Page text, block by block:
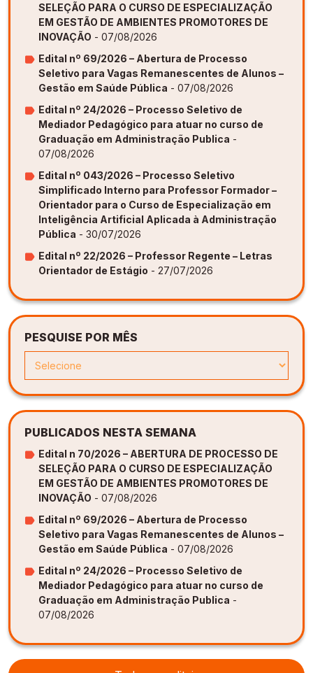
SELEÇÃO PARA O CURSO DE ESPECIALIZAÇÃO
EM GESTÃO DE AMBIENTES PROMOTORES DE
INOVAÇÃO - 07/08/2026
Edital nº 69/2026 – Abertura de Processo
Seletivo para Vagas Remanescentes de Alunos –
Gestão em Saúde Pública - 07/08/2026
Edital nº 24/2026 – Processo Seletivo de
Mediador Pedagógico para atuar no curso de
Graduação em Administração Publica -
07/08/2026
Edital nº 043/2026 – Processo Seletivo
Simplificado Interno para Professor Formador –
Orientador para o Curso de Especialização em
Inteligência Artificial Aplicada à Administração
Pública - 30/07/2026
Edital nº 22/2026 – Professor Regente – Letras
Orientador de Estágio - 27/07/2026
PESQUISE POR MÊS
PUBLICADOS NESTA SEMANA
Edital n 70/2026 – ABERTURA DE PROCESSO DE
SELEÇÃO PARA O CURSO DE ESPECIALIZAÇÃO
EM GESTÃO DE AMBIENTES PROMOTORES DE
INOVAÇÃO - 07/08/2026
Edital nº 69/2026 – Abertura de Processo
Seletivo para Vagas Remanescentes de Alunos –
Gestão em Saúde Pública - 07/08/2026
Edital nº 24/2026 – Processo Seletivo de
Mediador Pedagógico para atuar no curso de
Graduação em Administração Publica -
07/08/2026